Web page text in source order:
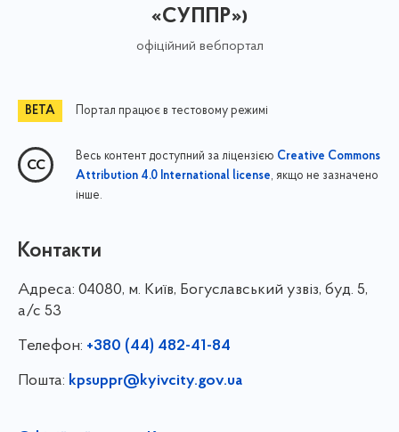
«СУППР»)
офіційний вебпортал
Портал працює в тестовому режимі
Весь контент доступний за ліцензією Creative Commons
Attribution 4.0 International license, якщо не зазначено
інше.
Контакти
Адреса: 04080, м. Київ, Богуславський узвіз, буд. 5,
а/с 53
Телефон: +380 (44) 482-41-84
Пошта: kpsuppr@kyivcity.gov.ua